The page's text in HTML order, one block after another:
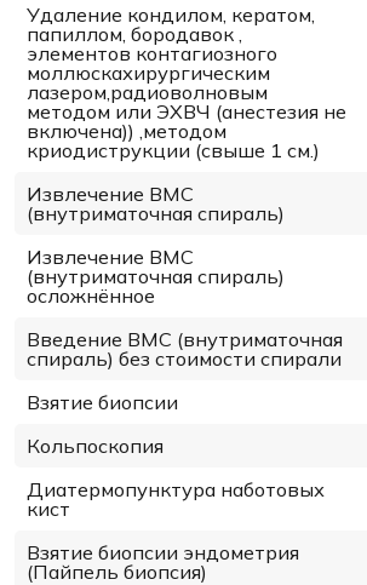
Удаление кондилом, кератом,
папиллом, бородавок ,
элементов контагиозного
моллюскахирургическим
лазером,радиоволновым
методом или ЭХВЧ (анестезия не
включена)) ,методом
криодиструкции (свыше 1 см.)
Извлечение ВМС
(внутриматочная спираль)
Извлечение ВМС
(внутриматочная спираль)
осложнённое
Введение ВМС (внутриматочная
спираль) без стоимости спирали
Взятие биопсии
Кольпоскопия
Диатермопунктура наботовых
кист
Взятие биопсии эндометрия
(Пайпель биопсия)